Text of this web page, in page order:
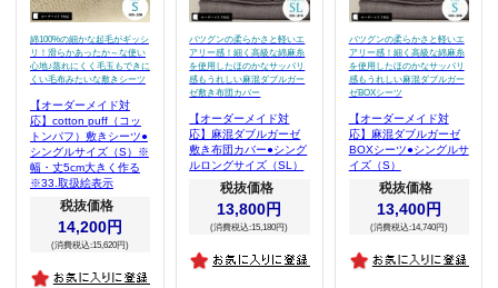
綿100%の細かな起毛がギッシ
リ！滑らかあったか～な使い
心地♪蒸れにくく毛玉もできに
くい毛布みたいな敷きシーツ
【オーダーメイド対
応】cotton puff（コッ
トンパフ）敷きシーツ●
シングルサイズ（S）※
幅・丈5cm大きく作る
※33.取扱絵表示
税抜価格
14,200円
(消費税込:15,620円)
バツグンの柔らかさと軽いエ
アリー感！細く高級な綿麻糸
を使用したほのかなサッパリ
感もうれしい麻混ダブルガー
ゼ敷き布団カバー
【オーダーメイド対
応】麻混ダブルガーゼ
敷き布団カバー●シング
ルロングサイズ（SL）
税抜価格
13,800円
(消費税込:15,180円)
バツグンの柔らかさと軽いエ
アリー感！細く高級な綿麻糸
を使用したほのかなサッパリ
感もうれしい麻混ダブルガー
ゼBOXシーツ
【オーダーメイド対
応】麻混ダブルガーゼ
BOXシーツ●シングルサ
イズ（S）
税抜価格
13,400円
(消費税込:14,740円)